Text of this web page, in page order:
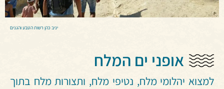
יניב כהן רשות הטבע והגנים
אופני ים המלח
למצוא יהלומי מלח, נטיפי מלח, ותצורות מלח בתוך